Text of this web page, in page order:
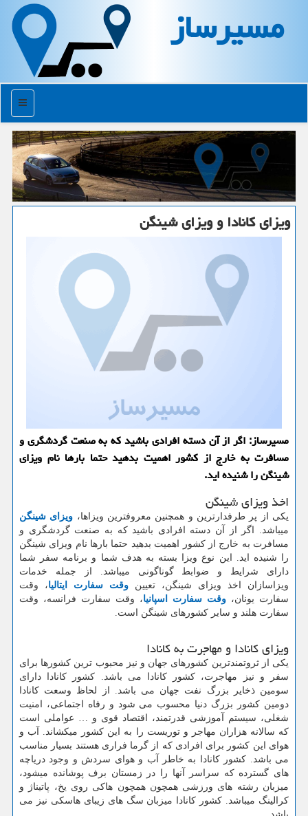
مسیرساز
منو
ویزای كانادا و ویزای شینگن
مسیرساز: اگر از آن دسته افرادی باشید كه به صنعت گردشگری و
مسافرت به خارج از كشور اهمیت بدهید حتما بارها نام ویزای
شینگن را شنیده اید.
اخذ ویزای شینگن
یکی از پر طرفدارترین و همچنین معروفترین ویزاها، ویزای شینگن
میباشد. اگر از آن دسته افرادی باشید که به صنعت گردشگری و
مسافرت به خارج از کشور اهمیت بدهید حتما بارها نام ویزای شینگن
را شنیده اید. این نوع ویزا بسته به هدف شما و برنامه سفر شما
دارای شرایط و ضوابط گوناگونی میباشد. از جمله خدمات
ویزاسازان اخذ ویزای شینگن، تعیین وقت سفارت ایتالیا، وقت
سفارت یونان، وقت سفارت اسپانیا، وقت سفارت فرانسه، وقت
سفارت هلند و سایر کشورهای شینگن است.
ویزای کانادا و مهاجرت به کانادا
یکی از ثروتمندترین کشورهای جهان و نیز محبوب ترین کشورها برای
سفر و نیز مهاجرت، کشور کانادا می باشد. کشور کانادا دارای
سومین ذخایر بزرگ نفت جهان می باشد. از لحاظ وسعت کانادا
دومین کشور بزرگ دنیا محسوب می شود و رفاه اجتماعی، امنیت
شغلی، سیستم آموزشی قدرتمند، اقتصاد قوی و … عواملی است
که سالانه هزاران مهاجر و توریست را به این کشور میکشاند. آب و
هوای این کشور برای افرادی که از گرما فراری هستند بسیار مناسب
می باشد. کشور کانادا به خاطر آب و هوای سردش و وجود دریاچه
های گسترده که سراسر آنها را در زمستان برف پوشانده میشود،
میزبان رشته های ورزشی همچون همچون هاکی روی یخ، پاتیناژ و
کرالینگ میباشد. کشور کانادا میزبان سگ های زیبای هاسکی نیز می